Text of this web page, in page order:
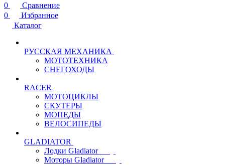
0
Сравнение
0
Избранное
Каталог
РУССКАЯ МЕХАНИКА
МОТОТЕХНИКА
СНЕГОХОДЫ
RACER
МОТОЦИКЛЫ
СКУТЕРЫ
МОПЕДЫ
ВЕЛОСИПЕДЫ
GLADIATOR
Лодки Gladiator
Моторы Gladiator